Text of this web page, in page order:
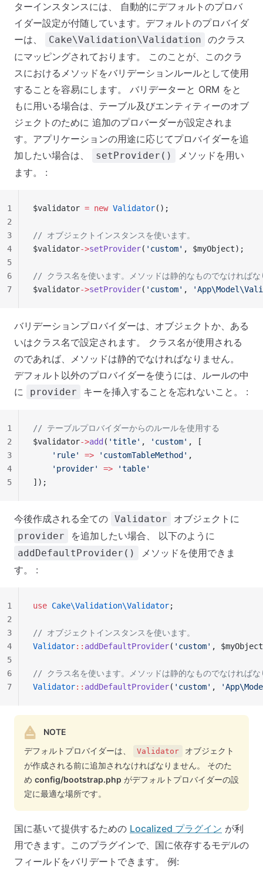
ターインスタンスには、 自動的にデフォルトのプロバ
イダー設定が付随しています。デフォルトのプロバイダ
ーは、
Cake\Validation\Validation
のクラス
にマッピングされております。 このことが、このクラ
スにおけるメソッドをバリデーションルールとして使用
することを容易にします。 バリデーターと ORM をと
もに用いる場合は、テーブル及びエンティティーのオブ
ジェクトのために 追加のプロバーダーが設定されま
す。アプリケーションの用途に応じてプロバイダーを追
加したい場合は、
setProvider()
メソッドを用い
ます。 :
$validator = new Validator();
// オブジェクトインスタンスを使います。
$validator->setProvider( 'custom' , $myObject);
// クラス名を使います。メソッドは静的なものでなければな
$validator->setProvider( 'custom' ,
1
2
3
4
5
6
7
バリデーションプロバイダーは、オブジェクトか、ある
いはクラス名で設定されます。 クラス名が使用される
のであれば、メソッドは静的でなければなりません。
デフォルト以外のプロバイダーを使うには、ルールの中
に
provider キーを挿入することを忘れないこと。 :
// テーブルプロバイダーからのルールを使用する
$validator->add ( 'title' , 'custom' , [
    'rule'
=> 'customTableMethod' ,
    'provider'
=> 'table'
]);
1
2
3
4
5
今後作成される全ての Validator オブジェクトに
provider を追加したい場合、 以下のように
addDefaultProvider()
メソッドを使用できま
す。 :
use Cake\Validation\Validator;
// オブジェクトインスタンスを使います。
Validator:: addDefaultProvider( 'custom' ,
// クラス名を使います。メソッドは静的なものでなければな
Validator:: addDefaultProvider( 'custom' ,
1
2
3
4
5
6
7
NOTE
デフォルトプロバイダーは、
Validator
オブジェクト
が作成される前に追加されなければなりません。 そのた
め config/bootstrap.php がデフォルトプロバイダーの設
定に最適な場所です。
国に基いて提供するための Localized プラグイン が利
用できます。このプラグインで、国に依存するモデルの
フィールドをバリデートできます。 例: